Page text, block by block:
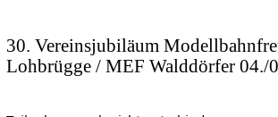
30. Vereinsjubiläum
Lohbrügge / MEF Walddörfer 04./